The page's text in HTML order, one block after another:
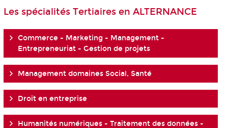
Les spécialités Tertiaires en ALTERNANCE
Commerce - Marketing - Management -
Entrepreneuriat - Gestion de projets
Management domaines Social, Santé
Droit en entreprise
Humanités numériques - Traitement des données -